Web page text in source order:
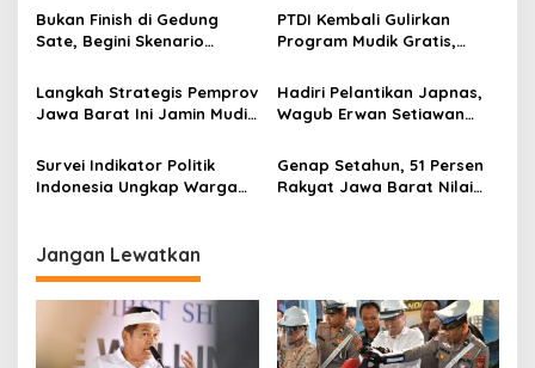
p
o
s
Rp800 Juta
Warga dan Polusi Udara
Bukan Finish di Gedung
Sate, Begini Skenario
Juara
PTDI Kembali Gulirkan
Program Mudik Gratis,
Jabar Hari Ini
Langkah Strategis Pemprov
Jawa Barat Ini Jamin Mudik
Hadiri Pelantikan Japnas,
Wagub Erwan Setiawan
UMKM Jabar
Survei Indikator Politik
Indonesia Ungkap Warga
Genap Setahun, 51 Persen
Rakyat Jawa Barat Nilai
Jangan Lewatkan